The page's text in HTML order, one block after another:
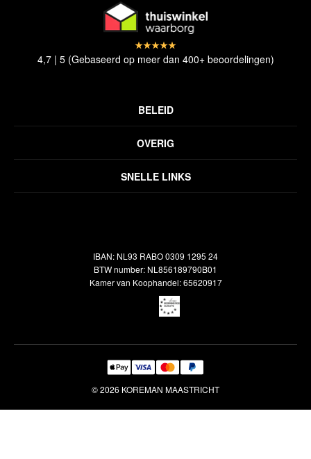
SNELLE LINKS
OVERIG
Veelgestelde vragen
BELEID
Verzendbeleid
4,7 | 5 (Gebaseerd op meer dan 400+ beoordelingen)
IBAN: NL93 RABO 0309 1295 24
BTW number: NL856189790B01
Kamer van Koophandel: 65620917
© 2026 KOREMAN MAASTRICHT